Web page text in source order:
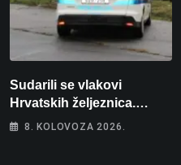
Sudarili se vlakovi
Hrvatskih željeznica.
Šestero osoba teško
8. KOLOVOZA 2026.